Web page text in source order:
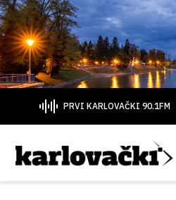
PRVI KARLOVAČKI 90.1FM